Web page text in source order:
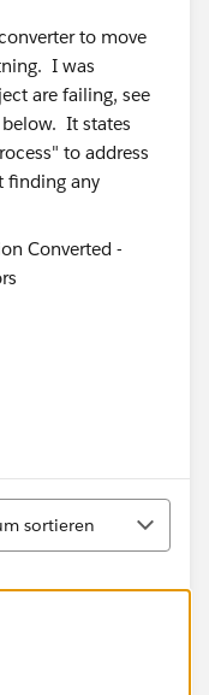
to move
I was
are failing, see
It states
to address
finding any
sortieren